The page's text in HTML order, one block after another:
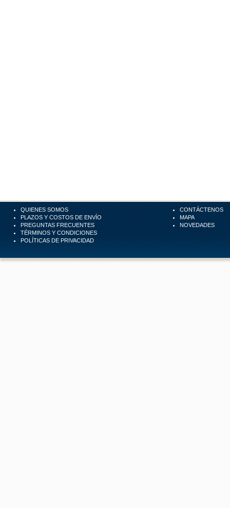
QUIENES SOMOS
PLAZOS Y COSTOS DE ENVÍO
PREGUNTAS FRECUENTES
TÉRMINOS Y CONDICIONES
POLÍTICAS DE PRIVACIDAD
CONTÁCTENOS
MAPA
NOVEDADES